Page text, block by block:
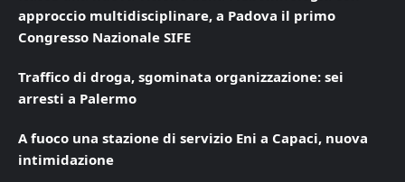
approccio multidisciplinare, a Padova il primo
Congresso Nazionale SIFE
Traffico di droga, sgominata organizzazione: sei
arresti a Palermo
A fuoco una stazione di servizio Eni a Capaci, nuova
intimidazione